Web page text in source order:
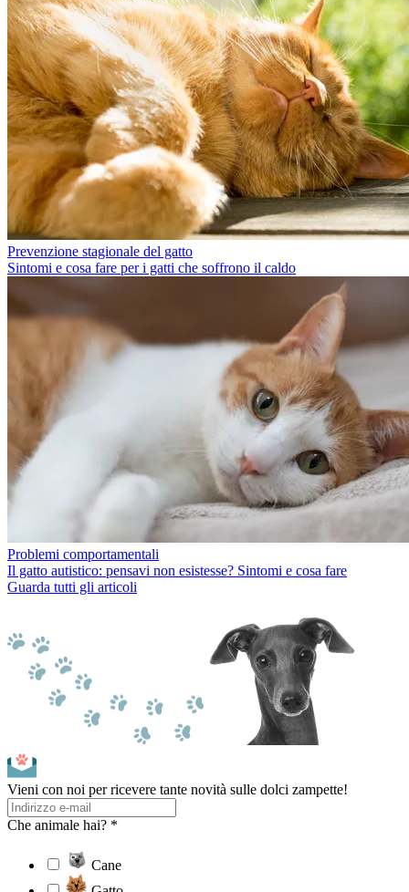
Prevenzione stagionale del gatto
Sintomi e cosa fare per i gatti che soffrono il caldo
Problemi comportamentali
Il gatto autistico: pensavi non esistesse? Sintomi e cosa fare
Guarda tutti gli articoli
Vieni con noi per ricevere tante novità sulle dolci zampette!
Che animale hai? *
Cane